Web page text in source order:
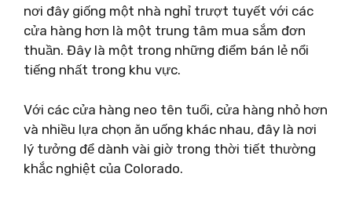
nơi đây giống một nhà nghỉ trượt tuyết với các
cửa hàng hơn là một trung tâm mua sắm đơn
thuần. Đây là một trong những điểm bán lẻ nổi
tiếng nhất trong khu vực.
Với các cửa hàng neo tên tuổi, cửa hàng nhỏ hơn
và nhiều lựa chọn ăn uống khác nhau, đây là nơi
lý tưởng để dành vài giờ trong thời tiết thường
khắc nghiệt của Colorado.